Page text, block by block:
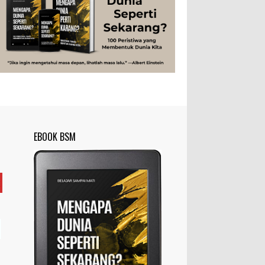
Studi
Teknologi Tips
Tokoh
Tubuh Manusia
Umum
Rahasia Togel yang Tidak Dipahami
Pemain Togel
Ilustrasi/zdnet.com Ini adalah catatan
penutup untuk dua catatan saya
adalah istilah yang digunakan untuk
menyebut zat-zat yang tidak diinginkan,
yang terdapat dalam suatu...
Apa yang Disebut Badan Golgi?
Ilustrasi/utakatikotak.com Badan Golgi
(disebut pula aparatus Golgi, kompleks
Golgi, atau diktiosom) adalah organel
yang dikaitkan denga...
Apakah UFO Benar-benar Ada?
EBOOK BSM